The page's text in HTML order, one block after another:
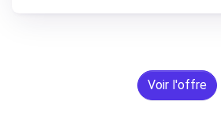
Voir l'offre